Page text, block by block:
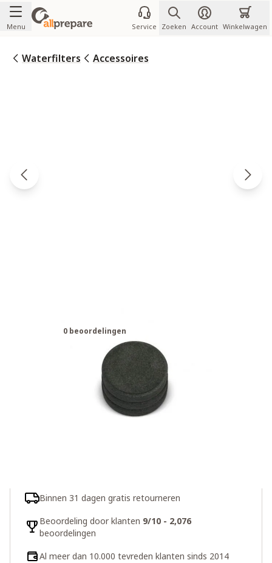
Ga naar de inhoud
Menu Service Zoeken Account Winkelwagen
Waterfilters Accessoires
0 beoordelingen
Binnen 31 dagen gratis retourneren
Beoordeling door klanten 9/10 - 2,076
beoordelingen
Al meer dan 10.000 tevreden klanten sinds 2014